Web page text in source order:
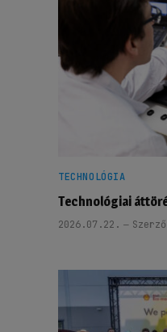
TECHNOLÓGIA
Technológiai
2026.07.22.